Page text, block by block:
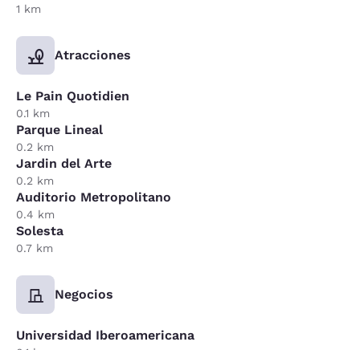
1 km
Atracciones
Le Pain Quotidien
0.1 km
Parque Lineal
0.2 km
Jardin del Arte
0.2 km
Auditorio Metropolitano
0.4 km
Solesta
0.7 km
Negocios
Universidad Iberoamericana